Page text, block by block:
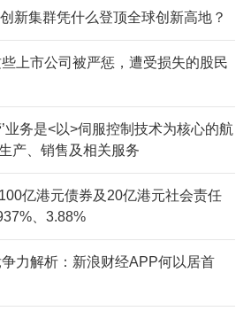
新集群凭什么登顶全球创新高地？
上市公司被严惩，遭受损失的股民
业务是<以>伺服控制技术为核心的航
产、销售及相关服务
亿港元债券及20亿港元社会责任
、3.88%
力解析：新浪财经APP何以居首